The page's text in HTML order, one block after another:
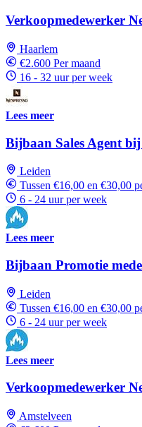
Verkoopmedewerker
Haarlem
€2.600 Per maand
16 - 32 uur per week
Lees meer
Bijbaan Sales Agent
Leiden
Tussen €16,00 en €30,00
6 - 24 uur per week
Lees meer
Bijbaan Promotie
Leiden
Tussen €16,00 en €30,00
6 - 24 uur per week
Lees meer
Verkoopmedewerker
Amstelveen